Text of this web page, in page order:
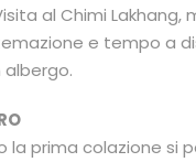
al Chimi
e tempo a
albergo.
la prima colazione si